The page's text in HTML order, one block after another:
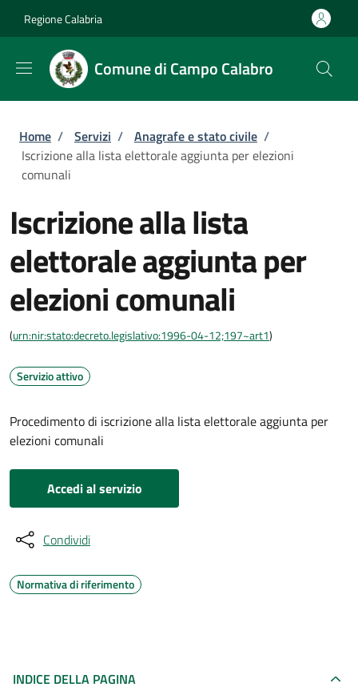
Regione Calabria
Comune di Campo Calabro
Briciole di pane
Home / Servizi / Anagrafe e stato civile /
Iscrizione alla lista elettorale aggiunta per elezioni
comunali
Iscrizione alla lista
elettorale aggiunta per
elezioni comunali
(urn:nir:stato:decreto.legislativo:1996-04-12;197~art1)
Servizio attivo
Procedimento di iscrizione alla lista elettorale aggiunta per
elezioni comunali
Accedi al servizio
Condividi
Normativa di riferimento
INDICE DELLA PAGINA